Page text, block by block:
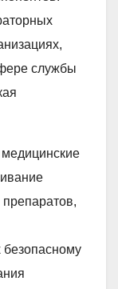
службы
безопасному